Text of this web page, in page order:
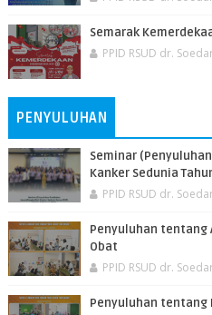
Semarak
PPID RSUD dr.
PENYULUHAN
Seminar
Kanker Sedunia
PPID RSUD dr.
Penyuluhan tentang
Obat
PPID RSUD dr.
Penyuluhan tentang